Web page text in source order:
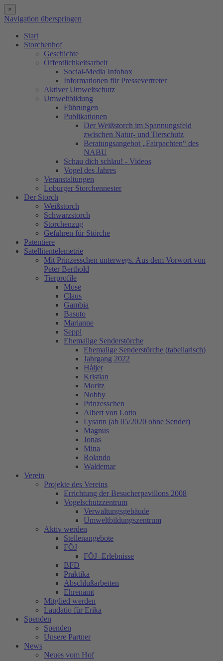
×
Navigation überspringen
Start
Storchenhof
Geschichte
Öffentlichkeitsarbeit
Social-Media Infobox
Informationen für Pressevertreter
Aktiver Umweltschutz
Umweltbildung
Führungen
Publikationen
Der Weißstorch im Spannungsfeld
zwischen Natur- und Tierschutz
Beratungsangebot „Fairpachten“ des
NABU
Schau dich schlau! - Videos
Vogel des Jahres
Veranstaltungen
Loburger Storchennester
Der Storch
Weißstorch
Schwarzstorch
Storchenzug
Gefahren für Störche
Patentiere
Satellitentelemetrie
Mit Prinzesschen unterwegs. Aus dem Vorwort von
Peter Berthold
Tierprofile
Mose
Claus
Gambia
Basuto
Marianne
Seppl
Ehemalige Senderstörche
Ehemalige Senderstörche (tabellarisch)
Jahrgang 2022
Håljer
Kristian
Moritz
Nobby
Prinzesschen
Albert von Lotto
Lysann (ab 05/2020 ohne Sender)
Magnus
Jonas
Mina
Rolando
Waldemar
Verein
Projekte des Vereins
Errichtung der Besucherpavillons 2008
Vogelschutzzentrum
Verwaltungsgebäude
Umweltbildungszentrum
Aktiv werden
Stellenangebote
FÖJ
FÖJ -Erlebnisse
BFD
Praktika
Abschlußarbeiten
Ehrenamt
Mitglied werden
Laudatio für Erika
Spenden
Spenden
Unsere Partner
News
Neues vom Hof